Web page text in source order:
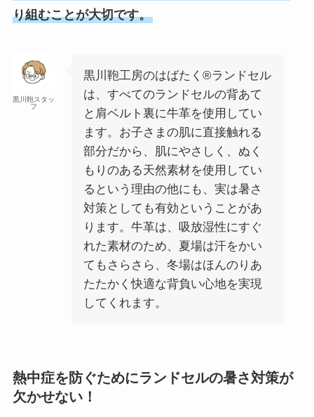
り組むことが大切です。
黒川鞄スタッ
フ
黒川鞄工房のはばたく®️ランドセル
は、すべてのランドセルの背あて
と肩ベルト裏に牛革を使用してい
ます。お子さまの肌に直接触れる
部分だから、肌にやさしく、ぬく
もりのある天然素材を使用してい
るという理由の他にも、実は暑さ
対策としても有効ということがあ
ります。牛革は、吸放湿性にすぐ
れた素材のため、夏場は汗をかい
てもさらさら、冬場はほんのりあ
たたかく快適な背負い心地を実現
してくれます。
熱中症を防ぐためにランドセルの暑さ対策が
欠かせない！